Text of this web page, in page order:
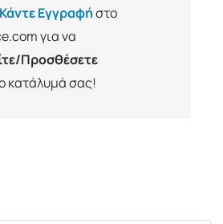
Εγγραφήστο
για να
Προσθέσετε
κατάλυμά σας!